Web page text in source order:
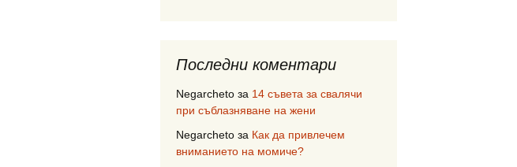
Последни коментари
Negarcheto за 14 съвета за свалячи
при съблазняване на жени
Negarcheto за Как да привлечем
вниманието на момиче?